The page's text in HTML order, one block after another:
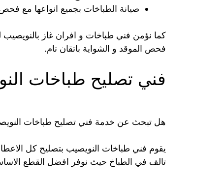
صيانة الطباخات بجميع انواعها مع فحص
كما نؤمن فني طباخات و افران غاز بالنويصيب
فحص الموقد و الشواية باتقان تام.
فني تصليح طباخات
هل تبحث عن خدمة فني تصليح طباخات
يقوم فني طباخات النويصيب بتصليح كل
تالف في الطباخ حيث نوفر افضل القطع